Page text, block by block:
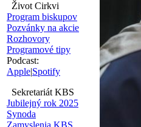
Život Cirkvi
Program biskupov
Pozvánky na akcie
Rozhovory
Programové tipy
Podcast:
Apple|Spotify
Sekretariát KBS
Jubilejný rok 2025
Synoda
Zamyslenia KBS